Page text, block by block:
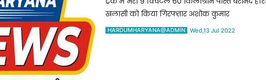
खलासी को किया गिरफ्तार अशोक कुमार
HARDUMHARYANA@ADMIN Wed,13 Jul 2022